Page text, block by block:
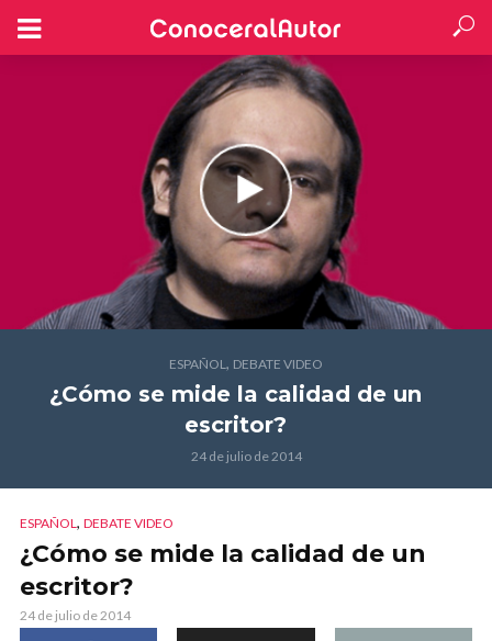
ESPAÑOL, DEBATE VIDEO
¿Cómo se mide la calidad de un
escritor?
24 de julio de 2014
ESPAÑOL, DEBATE VIDEO
¿Cómo se mide la calidad de un
escritor?
24 de julio de 2014